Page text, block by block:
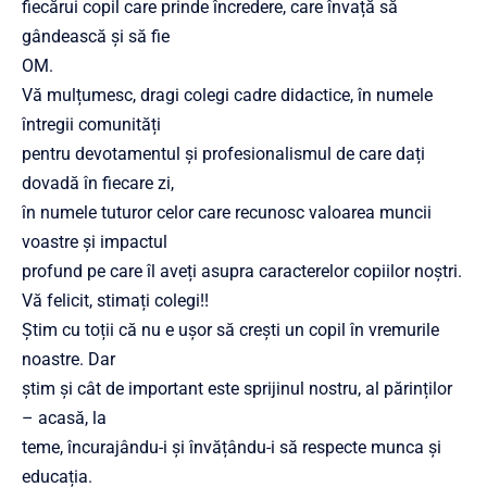
fiecărui copil care prinde încredere, care învață să
gândească și să fie
OM.
Vă mulțumesc, dragi colegi cadre didactice, în numele
întregii comunități
pentru devotamentul și profesionalismul de care dați
dovadă în fiecare zi,
în numele tuturor celor care recunosc valoarea muncii
voastre și impactul
profund pe care îl aveți asupra caracterelor copiilor noștri.
Vă felicit, stimați colegi!!
Știm cu toții că nu e ușor să crești un copil în vremurile
noastre. Dar
știm și cât de important este sprijinul nostru, al părinților
– acasă, la
teme, încurajându-i și învățându-i să respecte munca și
educația.